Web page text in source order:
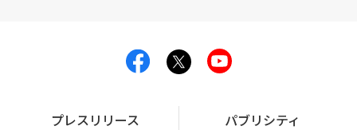
プレスリリース
パブリシティ